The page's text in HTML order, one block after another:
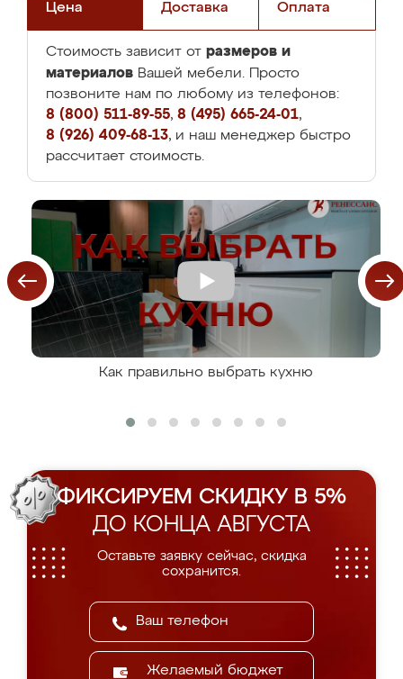
Цена Доставка Оплата
Стоимость зависит от размеров и
материалов Вашей мебели. Просто
позвоните нам по любому из телефонов:
8 (800) 511-89-55, 8 (495) 665-24-01,
8 (926) 409-68-13, и наш менеджер быстро
рассчитает стоимость.
Как правильно выбрать кухню
ФИКСИРУЕМ СКИДКУ В 5%
ДО КОНЦА АВГУСТА
Оставьте заявку сейчас, скидка
сохранится.
Желаемый бюджет